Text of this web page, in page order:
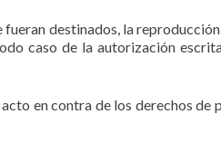
destinados, la
caso de la autorización
en contra de los derechos